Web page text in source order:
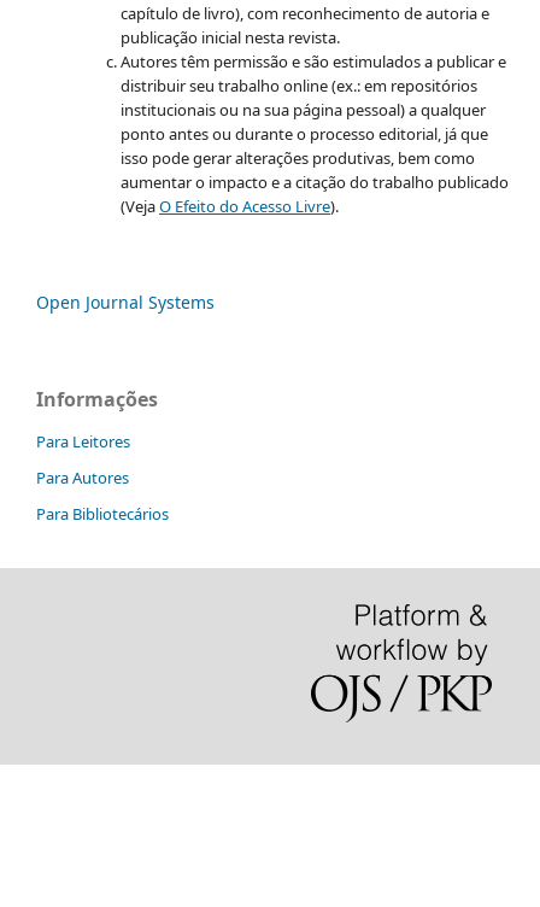
capítulo de livro), com reconhecimento de autoria e
publicação inicial nesta revista.
Autores têm permissão e são estimulados a publicar e
distribuir seu trabalho online (ex.: em repositórios
institucionais ou na sua página pessoal) a qualquer
ponto antes ou durante o processo editorial, já que
isso pode gerar alterações produtivas, bem como
aumentar o impacto e a citação do trabalho publicado
(VejaO Efeito do Acesso Livre).
Open Journal Systems
Informações
Para Leitores
Para Autores
Para Bibliotecários